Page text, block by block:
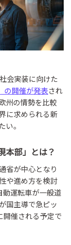
会実装に向けた
の開催が発表され
州の情勢を比較
に求められる新
い。
本部」とは？
省が中心となり
や進め方を検討
動運転車が一般道
国主導で急ピッ
開催される予定で